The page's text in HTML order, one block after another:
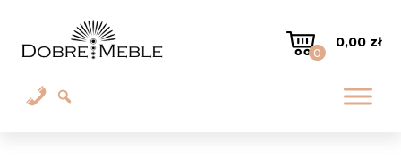
0
0,00 zł